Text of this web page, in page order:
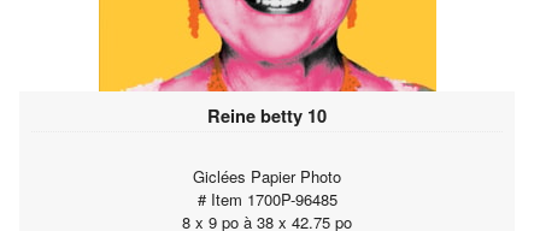
Reine betty 10
Giclées Papier Photo
# Item 1700P-96485
8 x 9 po à 38 x 42.75 po